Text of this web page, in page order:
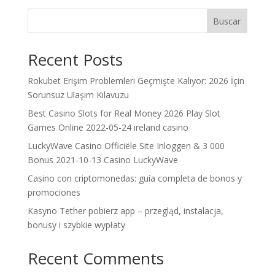
Buscar
Recent Posts
Rokubet Erişim Problemleri Geçmişte Kalıyor: 2026 İçin
Sorunsuz Ulaşım Kılavuzu
Best Casino Slots for Real Money 2026 Play Slot
Games Online 2022-05-24 ireland casino
LuckyWave Casino Officiële Site Inloggen & 3 000
Bonus 2021-10-13 Casino LuckyWave
Casino con criptomonedas: guía completa de bonos y
promociones
Kasyno Tether pobierz app – przegląd, instalacja,
bonusy i szybkie wypłaty
Recent Comments